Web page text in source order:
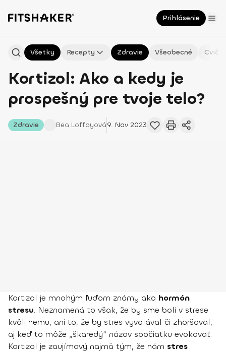
Prihlásenie
Všetky Recepty Zdravie Všeobecné
Kortizol: Ako a kedy je
prospešný pre tvoje telo?
Zdravie Bea Loffayová9. Nov 2023
Kortizol je mnohým ľuďom známy ako hormón
stresu. Neznamená to však, že by sme boli v strese
kvôli nemu, ani to, že by stres vyvolával či zhoršoval,
aj keď to môže „škaredý“ názov spočiatku evokovať.
Kortizol je zaujímavý najmä tým, že nám stres